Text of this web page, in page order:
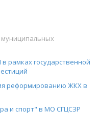
муниципальных
рамках государственной
реформированию ЖКХ в
и спорт" в МО СГЦСЗР